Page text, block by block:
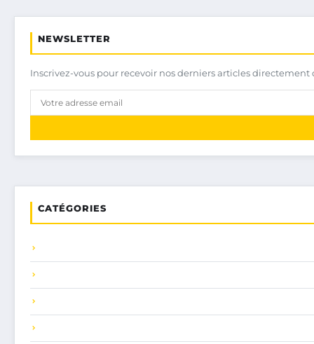
NEWSLETTER
Inscrivez-vous pour recevoir nos derniers articles
CATÉGORIES